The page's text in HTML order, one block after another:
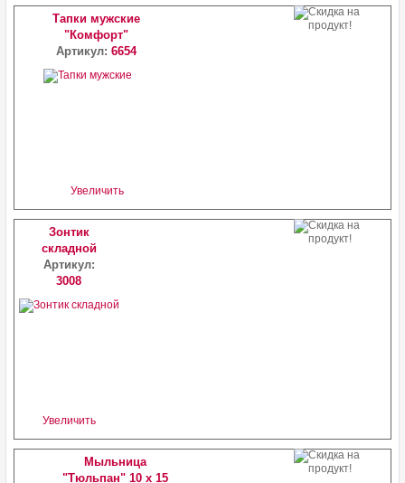
Тапки мужские
"Комфорт"
Артикул:6654
Увеличить
Зонтик
складной
Артикул:
3008
Увеличить
Мыльница
"Тюльпан" 10 x 15